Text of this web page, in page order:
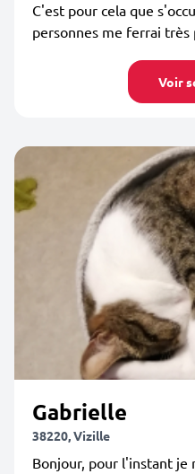
C'est pour cela que
personnes me ferrai très
Voir
Gabrielle
38220, Vizille
Bonjour, pour l'instant je